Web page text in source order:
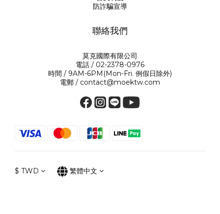
防詐騙宣導
聯絡我們
莫克國際有限公司
電話 / 02-2378-0976
時間 / 9AM-6PM(Mon-Fri. 例假日除外)
電郵 / contact@moektw.com
$ TWD 繁體中文